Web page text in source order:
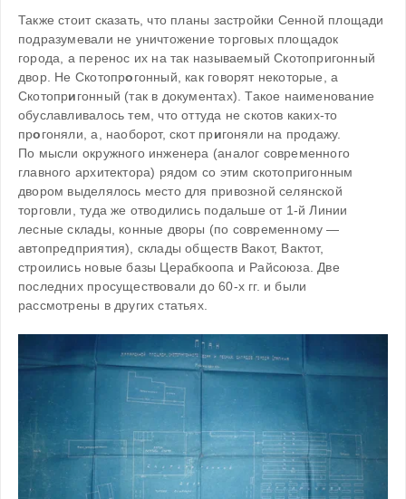
Также стоит сказать, что планы застройки Сенной площади
подразумевали не уничтожение торговых площадок
города, а перенос их на так называемый Скотопригонный
двор. Не Скотопрогонный, как говорят некоторые, а
Скотопригонный (так в документах). Такое наименование
обуславливалось тем, что оттуда не скотов каких-то
прогоняли, а, наоборот, скот пригоняли на продажу.
По мысли окружного инженера (аналог современного
главного архитектора) рядом со этим скотопригонным
двором выделялось место для привозной селянской
торговли, туда же отводились подальше от 1-й Линии
лесные склады, конные дворы (по современному —
автопредприятия), склады обществ Вакот, Вактот,
строились новые базы Церабкоопа и Райсоюза. Две
последних просуществовали до 60-х гг. и были
рассмотрены в других статьях.